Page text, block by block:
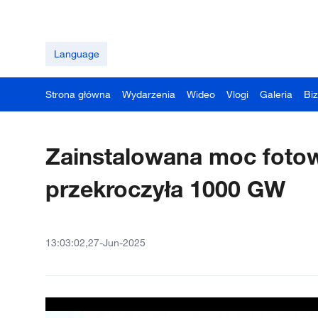
Language
Strona główna Wydarzenia Wideo Vlogi Galeria
Zainstalowana moc
przekroczyła 1000 GW
13:03:02,27-Jun-2025